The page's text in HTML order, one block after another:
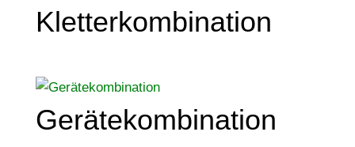
Kletterkombination
Gerätekombination